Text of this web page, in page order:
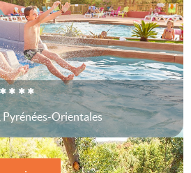
****
Pyrénées-Orientales